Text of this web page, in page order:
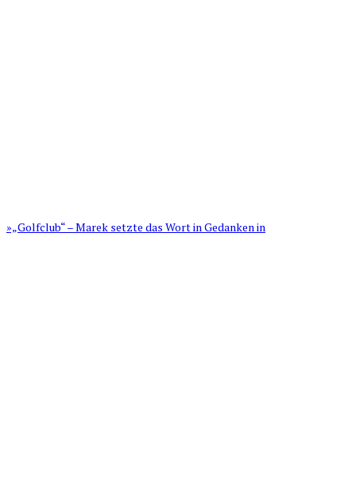
»„Golfclub“ – Marek setzte das Wort in Gedanken in